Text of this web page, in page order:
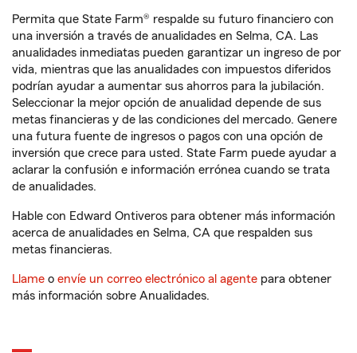
Permita que State Farm® respalde su futuro financiero con
una inversión a través de anualidades en Selma, CA. Las
anualidades inmediatas pueden garantizar un ingreso de por
vida, mientras que las anualidades con impuestos diferidos
podrían ayudar a aumentar sus ahorros para la jubilación.
Seleccionar la mejor opción de anualidad depende de sus
metas financieras y de las condiciones del mercado. Genere
una futura fuente de ingresos o pagos con una opción de
inversión que crece para usted. State Farm puede ayudar a
aclarar la confusión e información errónea cuando se trata
de anualidades.
Hable con Edward Ontiveros para obtener más información
acerca de anualidades en Selma, CA que respalden sus
metas financieras.
Llame o envíe un correo electrónico al agente para obtener
más información sobre Anualidades.